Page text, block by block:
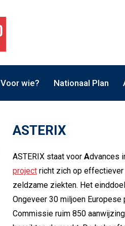
Voor wie? Nationaal Plan
ASTERIX
ASTERIX staat voor Advances
projectricht zich op effectiever
zeldzame ziekten. Het
Ongeveer 30 miljoen
Commissie ruim 850